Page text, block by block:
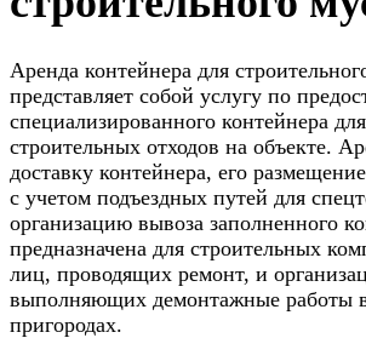
Аренда контейнера для
представляет собой услугу по
специализированного контейнера
строительных отходов на объекте.
доставку контейнера, его
с учетом подъездных путей для
организацию вывоза заполненного
предназначена для строительных
лиц, проводящих ремонт, и
выполняющих демонтажные работы
пригородах.